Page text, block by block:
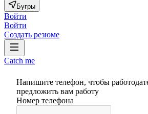
Бугры
Войти
Войти
Создать резюме
Catch me
Напишите телефон, чтобы
предложить вам работу
Номер телефона